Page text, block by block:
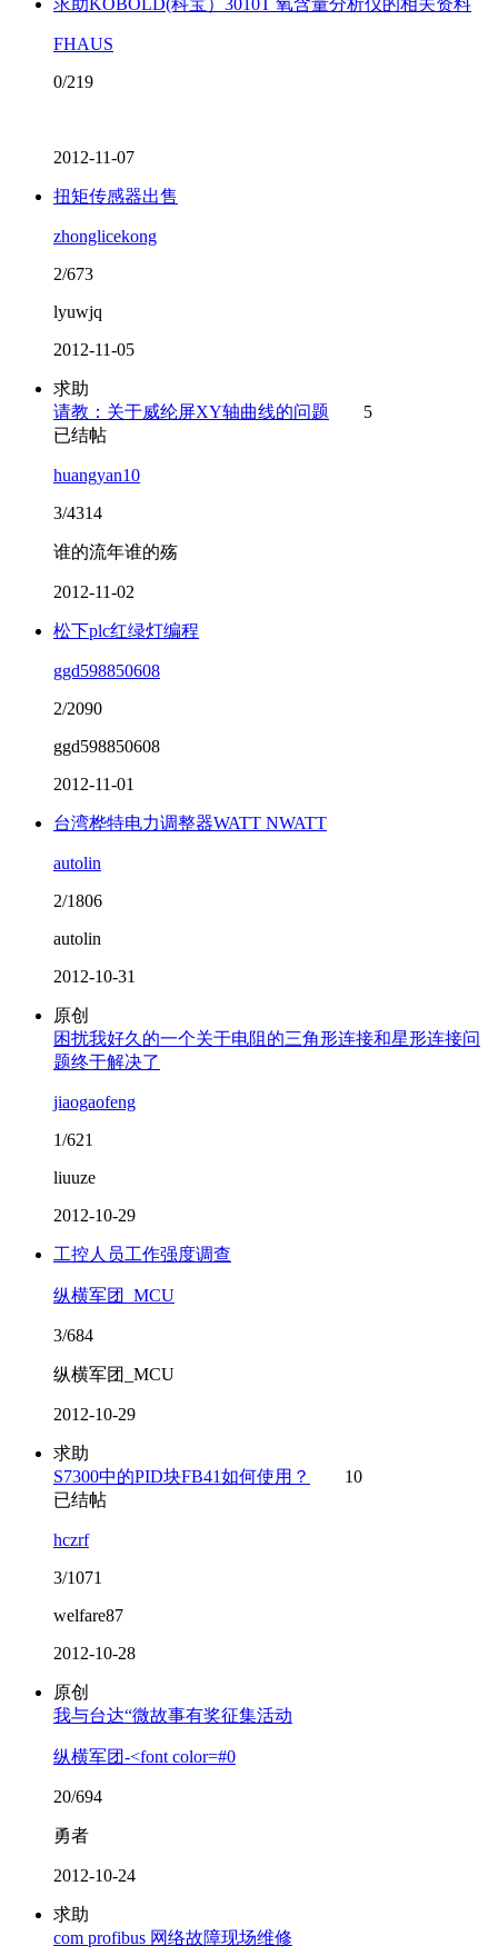
求助KOBOLD(科宝）3010T 氧含量分析仪的相关资料
FHAUS
0/219
2012-11-07
扭矩传感器出售
zhonglicekong
2/673
lyuwjq
2012-11-05
求助
请教：关于威纶屏XY轴曲线的问题
5
已结帖
huangyan10
3/4314
谁的流年谁的殇
2012-11-02
松下plc红绿灯编程
ggd598850608
2/2090
ggd598850608
2012-11-01
台湾桦特电力调整器WATT NWATT
autolin
2/1806
autolin
2012-10-31
原创
困扰我好久的一个关于电阻的三角形连接和星形连接问
题终于解决了
jiaogaofeng
1/621
liuuze
2012-10-29
工控人员工作强度调查
纵横军团_MCU
3/684
纵横军团_MCU
2012-10-29
求助
S7300中的PID块FB41如何使用？
10
已结帖
hczrf
3/1071
welfare87
2012-10-28
原创
我与台达“微故事有奖征集活动
纵横军团-<font color=#0
20/694
勇者
2012-10-24
求助
com profibus 网络故障现场维修